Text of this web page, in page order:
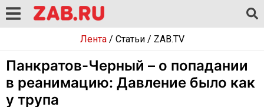
Лента/ Статьи/ ZAB.TV
Панкратов-Черный – о попадании
в реанимацию: Давление было как
у трупа